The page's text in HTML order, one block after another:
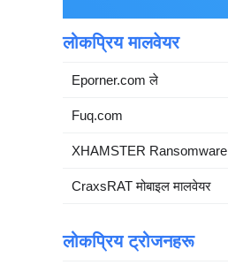
लोकप्रिय मालवेयर
Eporner.com ले
Fuq.com
XHAMSTER Ransomware
CraxsRAT मोबाइल मालवेयर
लोकप्रिय ट्रोजनहरू